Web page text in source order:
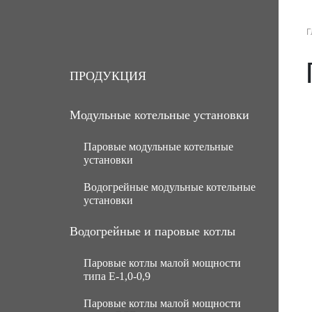
ПРОДУКЦИЯ
Модульные котельные установки
Паровые модульные котельные
установки
МКУ паровые угольные с ручной
подачей топлива
МКУ паровые угольные с
механической подачей топлива
Паровые газомазутные модульные
котельные установки
МКУ паровые мазутные (нефть)
Водогрейные модульные котельные
установки
МКУ водогрейные угольные с
ручной подачей топлива
МКУ водогрейные угольные с
механической подачей топлива
Водогрейные и паровые котлы
Паровые котлы малой мощности
типа Е-1,0-0,9
Паровые котлы малой мощности